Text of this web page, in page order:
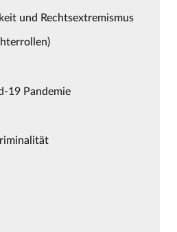
und Rechtsextremismus
19 Pandemie